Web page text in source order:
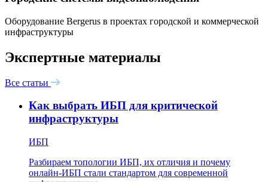
Оборудование Bergerus в проектах городской и коммерческой
инфраструктуры
Экспертные материалы
Все статьи
Как выбрать ИБП для критической
инфраструктуры
ИБП
Разбираем топологии ИБП, их отличия и почему
онлайн-ИБП стали стандартом для современной